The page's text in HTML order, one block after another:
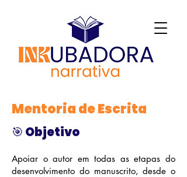
Mentoria de Escrita
🎯 Objetivo
Apoiar o autor em todas as etapas do
desenvolvimento do manuscrito, desde o